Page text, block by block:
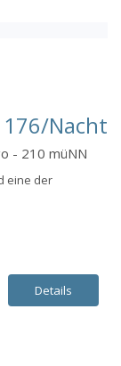
Nacht
- 210 müNN
eine der
Details